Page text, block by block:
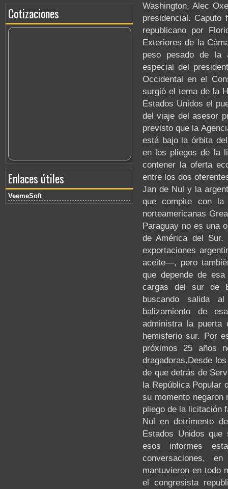
Cotizaciones
Enlaces útiles
VeemeSoft
Washington, Alec
presidencial. Caputo
republicano por
Exteriores de la
peso pesado de la
especial del
Occidental en el
surgió el tema de la
Estados Unidos el
del viaje del asesor
previsto que la
está bajo la órbita
en los pliegos de la
contener la oferta
entre los dos
Jan de Nul y la
que compite con
norteamericanas
Paraguay no es una
de América del
exportaciones
aceite—, pero
que depende de
cargas del sur de
buscando salida
balizamiento de
administra la puerta
hemisferio sur. Por
próximos 25 años
dragadoras.Desde
de que detrás de
la República Popular
su momento negaron
pliego de la licitación
Nul en detrimento
Estados Unidos
esos informes
conversaciones,
mantuvieron en todo
el congresista